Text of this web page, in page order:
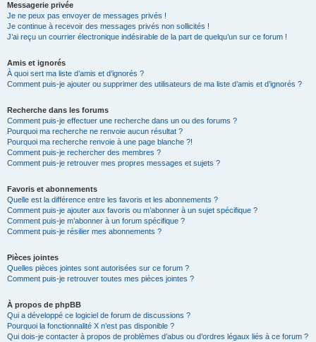
Messagerie privée
Je ne peux pas envoyer de messages privés !
Je continue à recevoir des messages privés non sollicités !
J’ai reçu un courrier électronique indésirable de la part de quelqu’un sur ce forum !
Amis et ignorés
À quoi sert ma liste d’amis et d’ignorés ?
Comment puis-je ajouter ou supprimer des utilisateurs de ma liste d’amis et d’ignorés ?
Recherche dans les forums
Comment puis-je effectuer une recherche dans un ou des forums ?
Pourquoi ma recherche ne renvoie aucun résultat ?
Pourquoi ma recherche renvoie à une page blanche ?!
Comment puis-je rechercher des membres ?
Comment puis-je retrouver mes propres messages et sujets ?
Favoris et abonnements
Quelle est la différence entre les favoris et les abonnements ?
Comment puis-je ajouter aux favoris ou m’abonner à un sujet spécifique ?
Comment puis-je m’abonner à un forum spécifique ?
Comment puis-je résilier mes abonnements ?
Pièces jointes
Quelles pièces jointes sont autorisées sur ce forum ?
Comment puis-je retrouver toutes mes pièces jointes ?
À propos de phpBB
Qui a développé ce logiciel de forum de discussions ?
Pourquoi la fonctionnalité X n’est pas disponible ?
Qui dois-je contacter à propos de problèmes d’abus ou d’ordres légaux liés à ce forum ?